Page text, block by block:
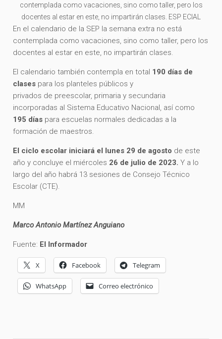
contemplada como vacaciones, sino como taller, pero los
docentes al estar en este, no impartirán clases. ESP ECIAL
En el calendario de la SEP la semana extra no está
contemplada como vacaciones, sino como taller, pero los
docentes al estar en este, no impartirán clases.
El calendario también contempla en total 190 días de
clases para los planteles públicos y
privados de preescolar, primaria y secundaria
incorporadas al Sistema Educativo Nacional, así como
195 días para escuelas normales dedicadas a la
formación de maestros.
El ciclo escolar iniciará el lunes 29 de agosto de este
año y concluye el miércoles 26 de julio de 2023. Y a lo
largo del año habrá 13 sesiones de Consejo Técnico
Escolar (CTE).
MM
Marco Antonio Martínez Anguiano
Fuente: El Informador
X Facebook Telegram
WhatsApp Correo electrónico